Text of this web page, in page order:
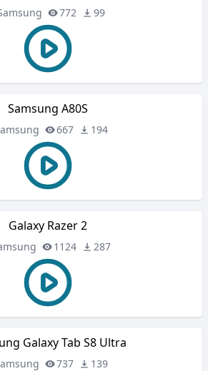
772 99
Samsung A80S
667 194
Galaxy Razer 2
1124 287
Galaxy Tab S8 Ultra
737 139